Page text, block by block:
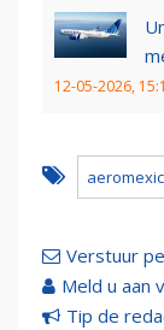
12-05-2026,
Verstuur
Meld u aan
Tip de